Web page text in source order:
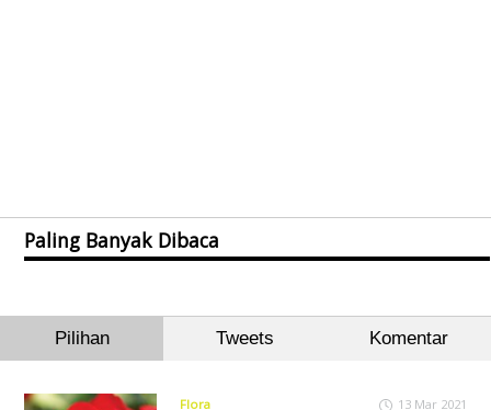
Paling Banyak Dibaca
Pilihan Tweets Komentar
Flora 13 Mar 2021